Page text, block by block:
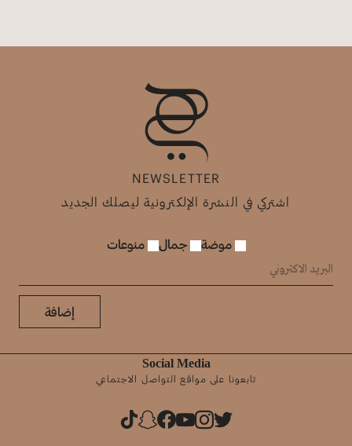
NEWSLETTER
اشتركي في النشرة الإلكترونية ليصلك الجديد
موضة جمال منوعات
إضافة
Social Media
تابعونا على مواقع التواصل الاجتماعي